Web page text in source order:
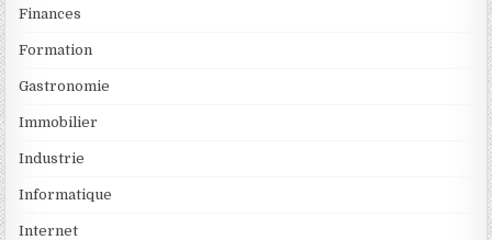
Finances
Formation
Gastronomie
Immobilier
Industrie
Informatique
Internet